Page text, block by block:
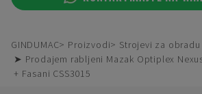
GINDUMAC Proizvodi
Strojevi za obradu
➤ Prodajem rabljeni Mazak Optiplex
+ Fasani CSS3015